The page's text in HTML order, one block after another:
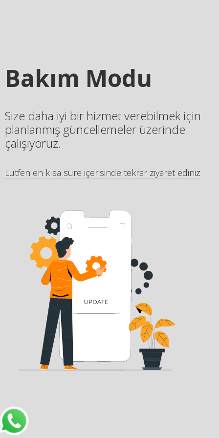
Bakım Modu
Size daha iyi bir hizmet verebilmek için
planlanmış güncellemeler üzerinde
çalışıyoruz.
Lütfen en kısa süre içerisinde tekrar ziyaret ediniz